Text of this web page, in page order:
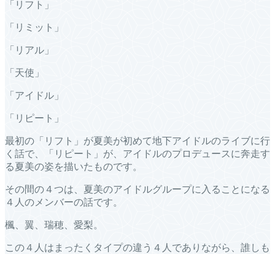
「リフト」
「リミット」
「リアル」
「天使」
「アイドル」
「リピート」
最初の「リフト」が夏美が初めて地下アイドルのライブに行
く話で、「リピート」が、アイドルのプロデュースに奔走す
る夏美の姿を描いたものです。
その間の４つは、夏美のアイドルグループに入ることになる
４人のメンバーの話です。
楓、翼、瑞穂、愛梨。
この４人はまったくタイプの違う４人でありながら、誰しも